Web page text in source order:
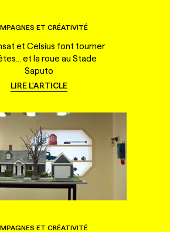
ET CRÉATIVITÉ
et Celsius font tourner
et la roue au Stade
Saputo
LIRE L'ARTICLE
ET CRÉATIVITÉ